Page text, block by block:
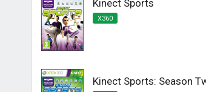
Kinect Sports
X360
Kinect Sports: Season